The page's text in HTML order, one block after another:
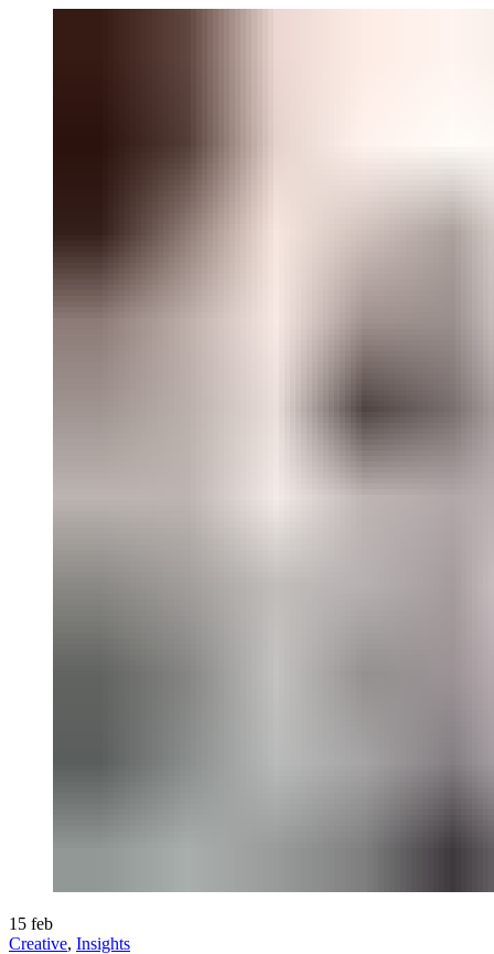
15 feb
Creative, Insights